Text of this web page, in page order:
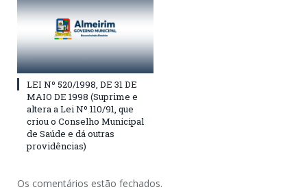
LEI Nº 520/1998, DE 31 DE
MAIO DE 1998 (Suprime e
altera a Lei Nº 110/91, que
criou o Conselho Municipal
de Saúde e dá outras
providências)
Os comentários estão fechados.